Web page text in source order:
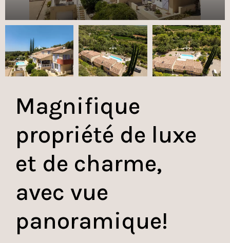
Magnifique
propriété de luxe
et de charme,
avec vue
panoramique!